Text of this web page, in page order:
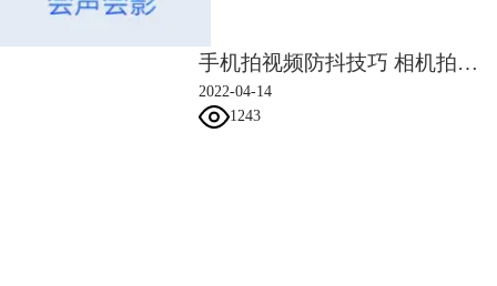
手机拍视频防抖技巧 相机拍视频怎么防抖
2022-04-14
1243